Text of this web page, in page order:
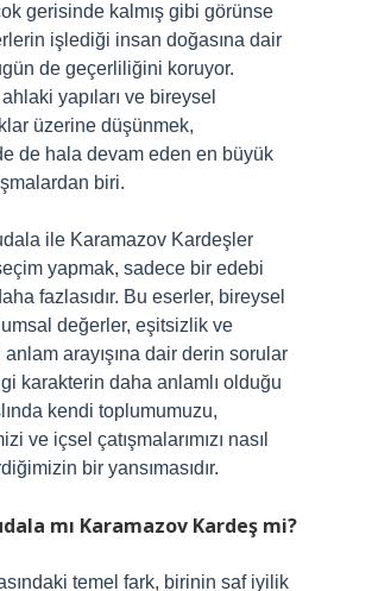
gerisinde kalmış gibi görünse
işlediği insan doğasına dair
de geçerliliğini koruyor.
yapıları ve bireysel
üzerine düşünmek,
de hala devam eden en büyük
biri.
ile Karamazov Kardeşler
yapmak, sadece bir edebi
fazlasıdır. Bu eserler, bireysel
değerler, eşitsizlik ve
arayışına dair derin sorular
karakterin daha anlamlı olduğu
kendi toplumumuzu,
ve içsel çatışmalarımızı nasıl
bir yansımasıdır.
mı Karamazov Kardeş mi?
temel fark, birinin saf iyilik